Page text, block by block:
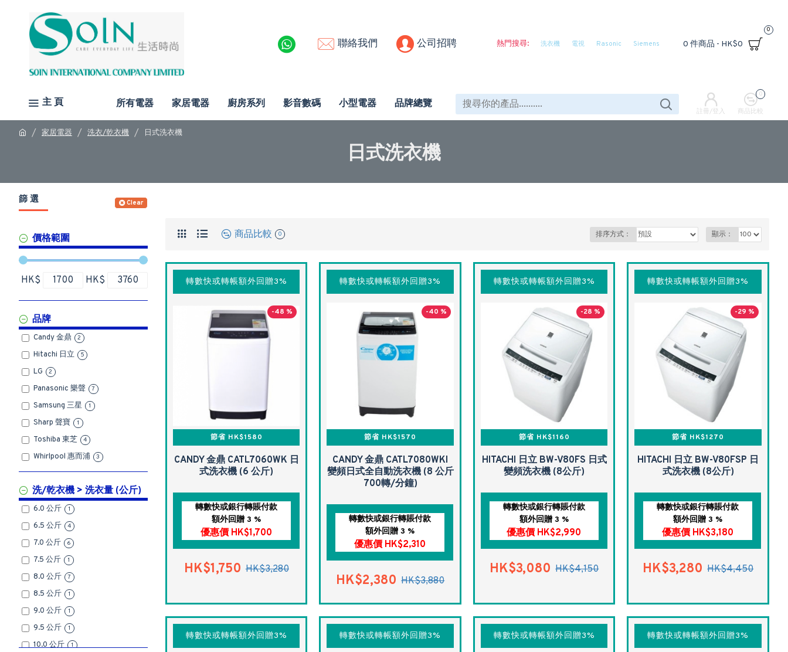
聯絡我們 公司招聘 熱門搜尋: 洗衣機 電視 Rasonic Siemens 0 件商品 - HK$0
0
主 頁 所有電器 家居電器 廚房系列 影音數碼 小型電器 品牌總覽
註冊/登入 商品比較
0
家居電器 洗衣/乾衣機 日式洗衣機
日式洗衣機
篩 選 Clear
價格範圍
HK$ HK$
品牌
Candy 金鼎 2
Hitachi 日立 5
LG 2
Panasonic 樂聲 7
Samsung 三星 1
Sharp 聲寶 1
Toshiba 東芝 4
Whirlpool 惠而浦 3
洗/乾衣機 > 洗衣量 (公斤)
6.0 公斤 1
6.5 公斤 4
7.0 公斤 6
7.5 公斤 1
8.0 公斤 7
8.5 公斤 1
9.0 公斤 1
9.5 公斤 1
10.0 公斤 1
商品比較 0 排序方式： 顯示：
轉數快或轉帳額外回贈3%
-48 %
節省 HK$1580
CANDY 金鼎 CATL7060WK 日
式洗衣機 (6 公斤)
轉數快或銀行轉賬付款
額外回贈 3 %
優惠價 HK$1,700
HK$1,750 HK$3,280
轉數快或轉帳額外回贈3%
-40 %
節省 HK$1570
CANDY 金鼎 CATL7080WKI
變頻日式全自動洗衣機 (8 公斤
700轉/分鐘)
轉數快或銀行轉賬付款
額外回贈 3 %
優惠價 HK$2,310
HK$2,380 HK$3,880
轉數快或轉帳額外回贈3%
-28 %
節省 HK$1160
HITACHI 日立 BW-V80FS 日式
變頻洗衣機 (8公斤)
轉數快或銀行轉賬付款
額外回贈 3 %
優惠價 HK$2,990
HK$3,080 HK$4,150
轉數快或轉帳額外回贈3%
-29 %
節省 HK$1270
HITACHI 日立 BW-V80FSP 日
式洗衣機 (8公斤)
轉數快或銀行轉賬付款
額外回贈 3 %
優惠價 HK$3,180
HK$3,280 HK$4,450
轉數快或轉帳額外回贈3% 轉數快或轉帳額外回贈3% 轉數快或轉帳額外回贈3% 轉數快或轉帳額外回贈3%